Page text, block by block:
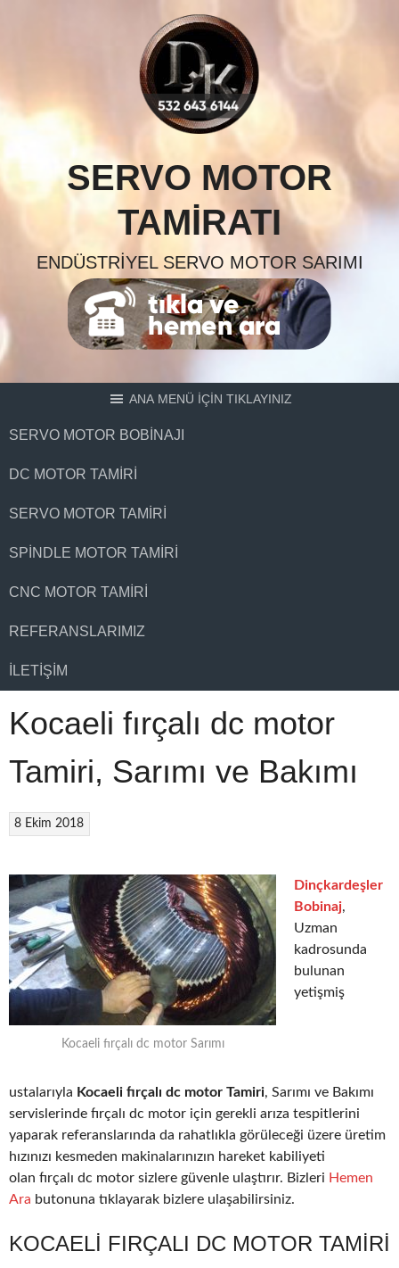
SERVO MOTOR
TAMIRATI
ENDÜSTRIYEL SERVO MOTOR SARIMI
ANA MENÜ İÇİN TIKLAYINIZ
SERVO MOTOR BOBINAJI
DC MOTOR TAMIRI
SERVO MOTOR TAMIRI
SPINDLE MOTOR TAMIRI
CNC MOTOR TAMIRI
REFERANSLARIMIZ
İLETIŞIM
Kocaeli fırçalı dc motor
Tamiri, Sarımı ve Bakımı
8 Ekim 2018
Kocaeli fırçalı dc motor Sarımı
Dinçkardeşler
Bobinaj,
Uzman
kadrosunda
bulunan
yetişmiş
ustalarıyla Kocaeli fırçalı dc motor Tamiri, Sarımı ve Bakımı
servislerinde fırçalı dc motor için gerekli arıza tespitlerini
yaparak referanslarında da rahatlıkla görüleceği üzere üretim
hızınızı kesmeden makinalarınızın hareket kabiliyeti
olan fırçalı dc motor sizlere güvenle ulaştırır. Bizleri Hemen
Ara butonuna tıklayarak bizlere ulaşabilirsiniz.
KOCAELI FIRÇALI DC MOTOR TAMIRI